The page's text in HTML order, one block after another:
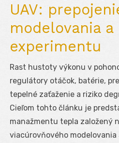
UAV:
modelovania a
experimentu
Rast hustoty výkonu v
regulátory otáčok, batérie,
tepelné zaťaženie a riziko
Cieľom tohto článku je
manažmentu tepla založený
viacúrovňového